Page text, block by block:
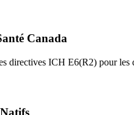
Canada
directives ICH E6(R2) pour